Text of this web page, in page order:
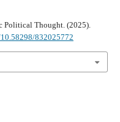
Political Thought. (2025).
832025772